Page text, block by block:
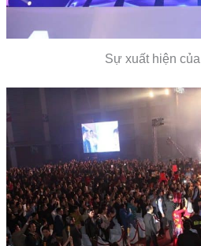
Sự xuất hiện